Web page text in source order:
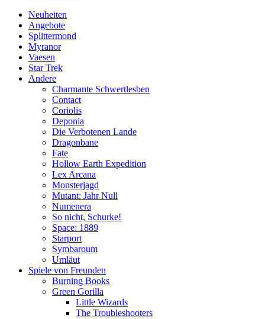
Neuheiten
Angebote
Splittermond
Myranor
Vaesen
Star Trek
Andere
Charmante Schwertlesben
Contact
Coriolis
Deponia
Die Verbotenen Lande
Dragonbane
Fate
Hollow Earth Expedition
Lex Arcana
Monsterjagd
Mutant: Jahr Null
Numenera
So nicht, Schurke!
Space: 1889
Starport
Symbaroum
Umläut
Spiele von Freunden
Burning Books
Green Gorilla
Little Wizards
The Troubleshooters